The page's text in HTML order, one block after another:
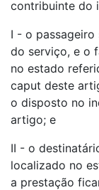
contribuinte do
I - o
do serviço, e o
no estado
caput deste
o disposto no
artigo; e
II - o
localizado no
a prestação